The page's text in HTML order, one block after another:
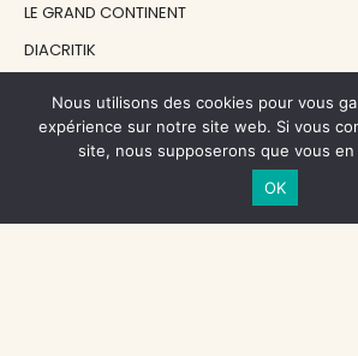
LE GRAND CONTINENT
DIACRITIK
NOS SOUTIENS
CENTRE NATIONAL DU LIVRE
Nous utilisons des cookies pour vous
expérience sur notre site web. Si vous
site, nous supposerons que vous
OK